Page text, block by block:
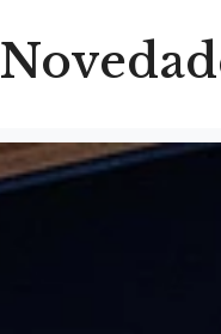
e
a